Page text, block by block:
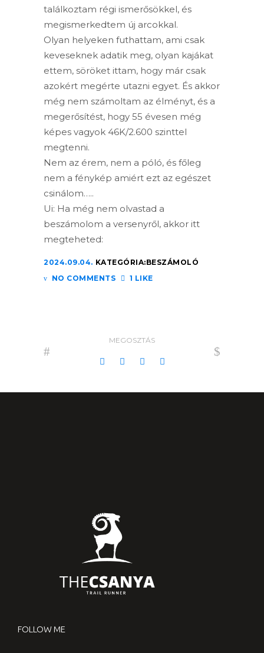
találkoztam régi ismerősökkel, és
megismerkedtem új arcokkal.
Olyan helyeken futhattam, ami csak
keveseknek adatik meg, olyan kajákat
ettem, söröket ittam, hogy már csak
azokért megérte utazni egyet. És akkor
még nem számoltam az élményt, és a
megerősítést, hogy 55 évesen még
képes vagyok 46K/2.600 szinttel
megtenni.
Nem az érem, nem a póló, és főleg
nem a fénykép amiért ezt az egészet
csinálom…..
Ui: Ha még nem olvastad a
beszámolom a versenyről, akkor itt
megteheted:
2024.09.04. KATEGÓRIA:BESZÁMOLÓ
NO COMMENTS
1 LIKE
MEGOSZTÁS
FOLLOW ME